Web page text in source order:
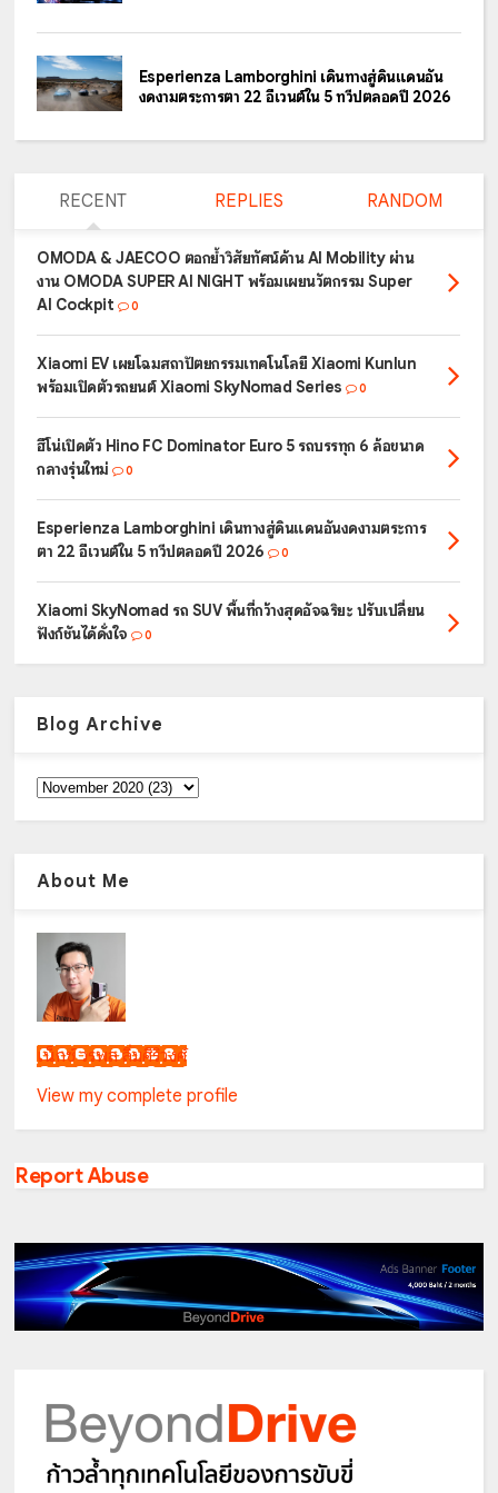
Esperienza Lamborghini เดินทางสู่ดินแดนอัน
งดงามตระการตา 22 อีเวนต์ใน 5 ทวีปตลอดปี 2026
RECENT REPLIES RANDOM
OMODA & JAECOO ตอกย้ำวิสัยทัศน์ด้าน AI Mobility ผ่าน
งาน OMODA SUPER AI NIGHT พร้อมเผยนวัตกรรม Super
AI Cockpit
0
Xiaomi EV เผยโฉมสถาปัตยกรรมเทคโนโลยี Xiaomi Kunlun
พร้อมเปิดตัวรถยนต์ Xiaomi SkyNomad Series
0
ฮีโน่เปิดตัว Hino FC Dominator Euro 5 รถบรรทุก 6 ล้อขนาด
กลางรุ่นใหม่
0
Esperienza Lamborghini เดินทางสู่ดินแดนอันงดงามตระการ
ตา 22 อีเวนต์ใน 5 ทวีปตลอดปี 2026
0
Xiaomi SkyNomad รถ SUV พื้นที่กว้างสุดอัจฉริยะ ปรับเปลี่ยน
ฟังก์ชันได้ดั่งใจ
0
Blog Archive
About Me
เน็กซ์ วรพล ลิ่มศิริวงศ์
View my complete profile
Report Abuse